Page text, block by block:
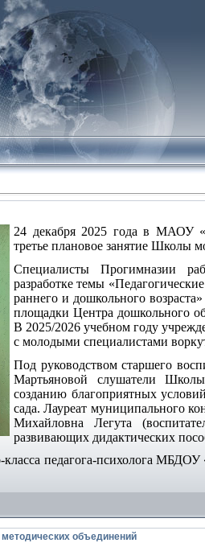
24 декабря 2025 года в МАОУ
третье плановое занятие Школы
Специалисты Прогимназии
разработке темы
раннего и дошкольного
площадки Центра дошкольного
В 2025/2026 учебном году
с молодыми специалистами
Под руководством старшего
Мартьяновой слушатели
созданию благоприятных
сада. Лауреат муниципального
Михайловна Легута
развивающих дидактических
педагога-психолога
объединений